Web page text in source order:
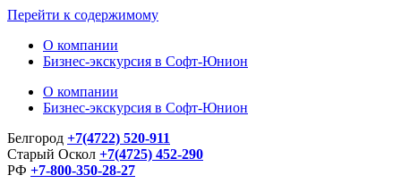
Перейти к содержимому
О компании
Бизнес-экскурсия в Софт-Юнион
О компании
Бизнес-экскурсия в Софт-Юнион
Белгород +7(4722) 520-911
Старый Оскол +7(4725) 452-290
РФ +7-800-350-28-27